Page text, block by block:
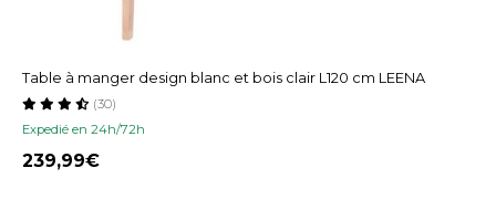
Table à manger design blanc et bois clair L120 cm LEENA
Expedié en 24h/72h
(30)
239,99